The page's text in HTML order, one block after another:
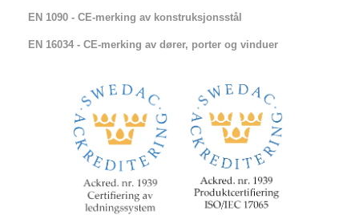
EN 1090 - CE-merking av konstruksjonsstål
EN 16034 - CE-merking av dører, porter og vinduer